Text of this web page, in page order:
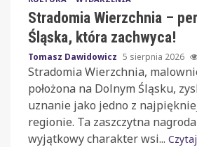
Stradomia Wierzchnia –
Śląska, która zachwyca!
Tomasz Dawidowicz 5 sierpnia 2026
Stradomia Wierzchnia,
położona na Dolnym Śląsku,
uznanie jako jedno z
regionie. Ta zaszczytna
wyjątkowy charakter wsi...